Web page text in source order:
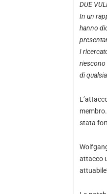
DUE
In un
hanno
I
riescono
di
stata
attacco